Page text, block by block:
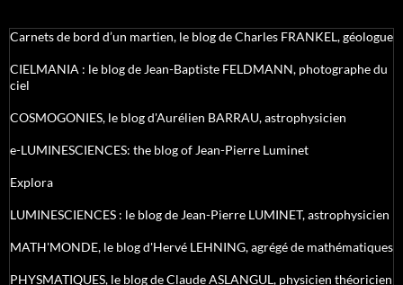
Carnets de bord d’un martien, le blog de Charles FRANKEL, géologue
CIELMANIA : le blog de Jean-Baptiste FELDMANN, photographe du
ciel
COSMOGONIES, le blog d'Aurélien BARRAU, astrophysicien
e-LUMINESCIENCES: the blog of Jean-Pierre Luminet
Explora
LUMINESCIENCES : le blog de Jean-Pierre LUMINET, astrophysicien
MATH'MONDE, le blog d'Hervé LEHNING, agrégé de mathématiques
PHYSMATIQUES, le blog de Claude ASLANGUL, physicien théoricien